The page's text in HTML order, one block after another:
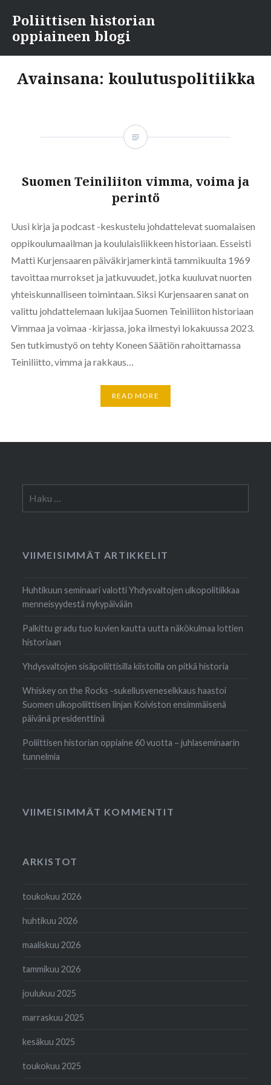
content
Poliittisen historian
oppiaineen blogi
Avainsana: koulutuspolitiikka
Suomen Teiniliiton vimma, voima ja
perintö
Uusi kirja ja podcast -keskustelu johdattelevat suomalaisen
oppikoulumaailman ja koululaisliikkeen historiaan. Esseisti
Matti Kurjensaaren päiväkirjamerkintä tammikuulta 1969
tavoittaa murrokset ja jatkuvuudet, jotka kuuluvat nuorten
yhteiskunnalliseen toimintaan. Siksi Kurjensaaren sanat on
valittu johdattelemaan lukijaa Suomen Teiniliiton historiaan
Vimmaa ja voimaa -kirjassa, joka ilmestyi lokakuussa 2023.
Sen tutkimustyö on tehty Koneen Säätiön rahoittamassa
Teiniliitto, vimma ja rakkaus…
READ MORE
VIIMEISIMMÄT ARTIKKELIT
Huhtikuun seminaari valotti Yhdysvaltojen ulkopolitiikkaa
menneisyydestä nykypäivään
Palkittu gradu tuo kuvien kautta uutta näkökulmaa lottien
historiaan
Yhdysvaltojen sisäpoliittisilla kiistoilla on pitkä historia
Whiskey on the Rocks -sukellusveneselkkaus haastoi
Suomen ulkopoliittisen linjan Koiviston ensimmäisenä
päivänä presidenttinä
Poliittisen historian oppiaine 60 vuotta – juhlaseminaarin
tunnelmia
VIIMEISIMMÄT KOMMENTIT
ARKISTOT
toukokuu 2026
huhtikuu 2026
maaliskuu 2026
tammikuu 2026
joulukuu 2025
marraskuu 2025
kesäkuu 2025
toukokuu 2025